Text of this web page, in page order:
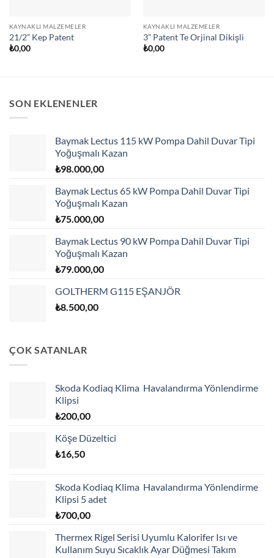
KAYNAKLI MALZEMELER
21/2” Kep Patent
₺0,00
KAYNAKLI MALZEMELER
3” Patent Te Orjinal Dikişli
₺0,00
SON EKLENENLER
Baymak Lectus 115 kW Pompa Dahil Duvar Tipi
Yoğuşmalı Kazan
₺98.000,00
Baymak Lectus 65 kW Pompa Dahil Duvar Tipi
Yoğuşmalı Kazan
₺75.000,00
Baymak Lectus 90 kW Pompa Dahil Duvar Tipi
Yoğuşmalı Kazan
₺79.000,00
GOLTHERM G115 EŞANJÖR
₺8.500,00
ÇOK SATANLAR
Skoda Kodiaq Klima Havalandırma Yönlendirme
Klipsi
₺200,00
Köşe Düzeltici
₺16,50
Skoda Kodiaq Klima Havalandırma Yönlendirme
Klipsi 5 adet
₺700,00
Thermex Rigel Serisi Uyumlu Kalorifer Isı ve
Kullanım Suyu Sıcaklık Ayar Düğmesi Takım